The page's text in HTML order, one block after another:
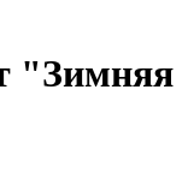
"Зимняя